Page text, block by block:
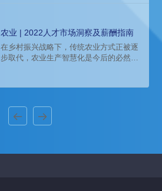
农业 | 2022人才市场洞察及薪酬指南
在乡村振兴战略下，传统农业方式正被逐
步取代，农业生产智慧化是今后的必然趋